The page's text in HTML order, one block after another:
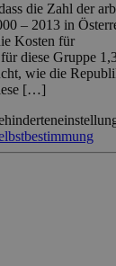
die Zahl der
– 2013 in
Kosten für
diese Gruppe
wie die
[…]